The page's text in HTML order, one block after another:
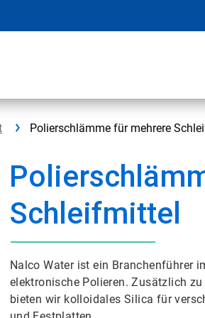
Polierschlämme für mehrere
Schleifmittel
Nalco Water ist ein Branchenführer
elektronische Polieren.​​​​​​​ Zusätzlich
bieten wir kolloidales Silica für